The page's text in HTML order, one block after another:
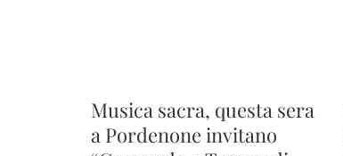
Musica sacra, questa sera
a Pordenone invitano